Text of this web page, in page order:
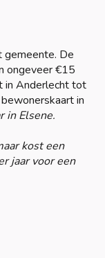
gemeente. De
ongeveer €15
in Anderlecht tot
in
in Elsene.
kost een
jaar voor een